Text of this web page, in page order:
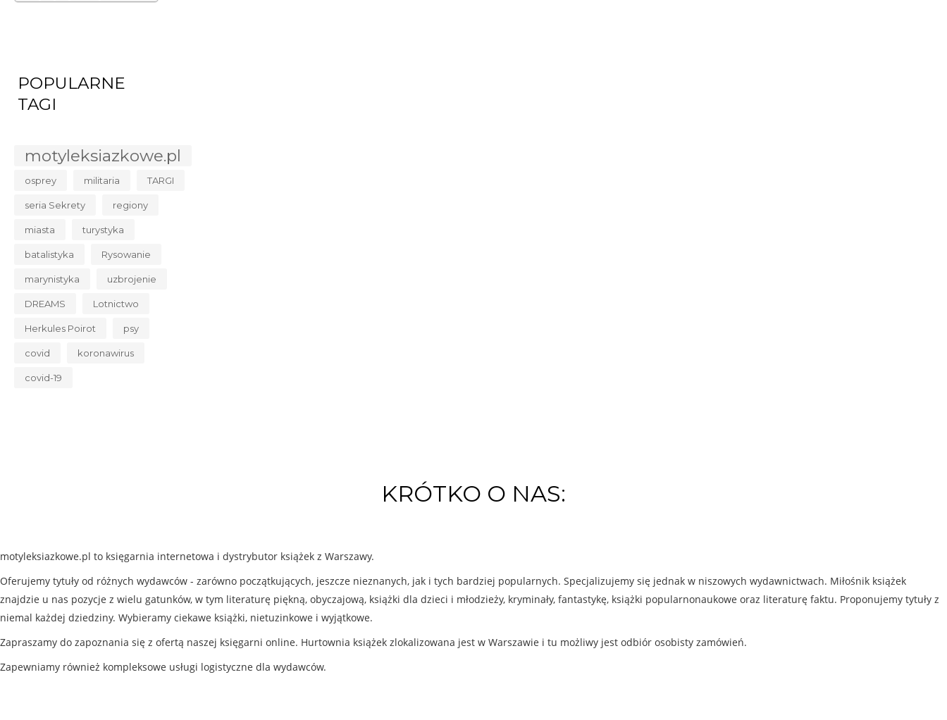
POPULARNE
TAGI
motyleksiazkowe.pl
osprey militaria TARGI
seria Sekrety regiony
miasta turystyka
batalistyka Rysowanie
marynistyka uzbrojenie
DREAMS Lotnictwo
Herkules Poirot psy
covid koronawirus
covid-19
KRÓTKO O NAS:
motyleksiazkowe.pl to księgarnia internetowa i dystrybutor książek z Warszawy.
Oferujemy tytuły od różnych wydawców - zarówno początkujących, jeszcze nieznanych, jak i tych bardziej popularnych. Specjalizujemy się jednak w niszowych wydawnictwach. Miłośnik książek
znajdzie u nas pozycje z wielu gatunków, w tym literaturę piękną, obyczajową, książki dla dzieci i młodzieży, kryminały, fantastykę, książki popularnonaukowe oraz literaturę faktu. Proponujemy tytuły z
niemal każdej dziedziny. Wybieramy ciekawe książki, nietuzinkowe i wyjątkowe.
Zapraszamy do zapoznania się z ofertą naszej księgarni online. Hurtownia książek zlokalizowana jest w Warszawie i tu możliwy jest odbiór osobisty zamówień.
Zapewniamy również kompleksowe usługi logistyczne dla wydawców.